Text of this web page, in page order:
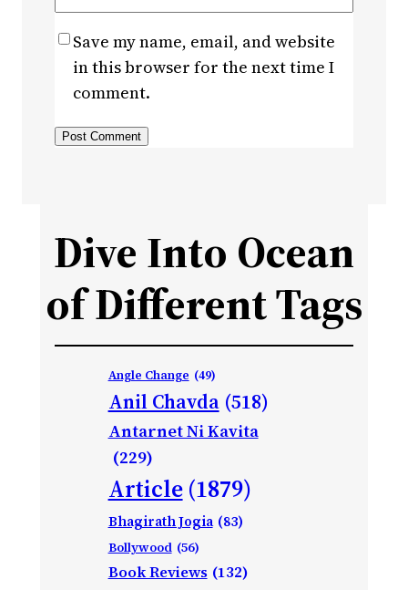
Save my name, email, and website
in this browser for the next time I
comment.
Dive Into Ocean
of Different Tags
Angle Change (49)
Anil Chavda (518)
Antarnet Ni Kavita
(229)
Article (1879)
Bhagirath Jogia (83)
Bollywood (56)
Book Reviews (132)